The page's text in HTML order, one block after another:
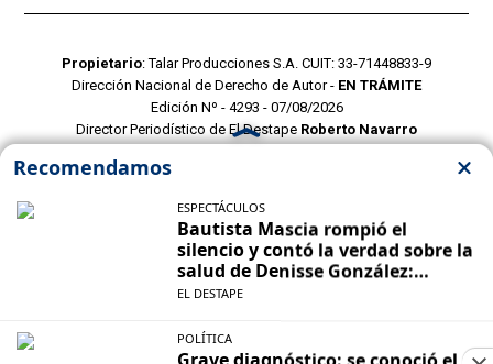
Propietario: Talar Producciones S.A. CUIT: 33-71448833-9
Dirección Nacional de Derecho de Autor - EN TRÁMITE
Edición Nº - 4293 - 07/08/2026
Director Periodístico de El Destape Roberto Navarro
POLITICAS DE PRIVACIDAD
CONTACTO COMERCIAL
CONTACTO EDITORIAL
Mustang Cloud- CMS para portales de noticias